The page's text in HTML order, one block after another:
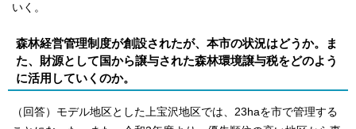
いく。
森林経営管理制度が創設されたが、本市の状況はどうか。ま
た、財源として国から譲与された森林環境譲与税をどのよう
に活用していくのか。
（回答）モデル地区とした上宝沢地区では、23haを市で管理する